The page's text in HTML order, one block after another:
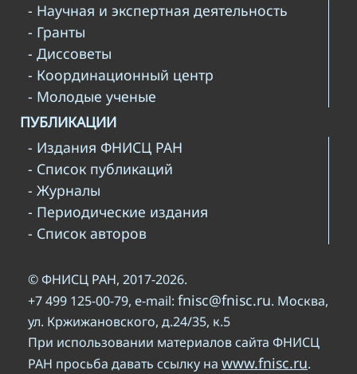
- Научная и экспертная деятельность
- Гранты
- Диссоветы
- Координационный центр
- Молодые ученые
ПУБЛИКАЦИИ
- Издания ФНИСЦ РАН
- Список публикаций
- Журналы
- Периодические издания
- Список авторов
© ФНИСЦ РАН, 2017-2026.
+7 499 125-00-79, e-mail: fnisc@fnisc.ru. Москва,
ул. Кржижановского, д.24/35, к.5
При использовании материалов сайта ФНИСЦ
РАН просьба давать ссылку на www.fnisc.ru.